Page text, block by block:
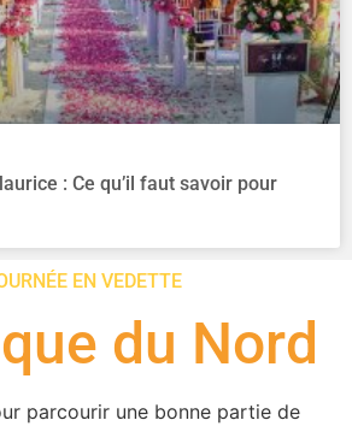
: Ce qu’il faut savoir pour
EN VEDETTE
du Nord
parcourir une bonne partie de